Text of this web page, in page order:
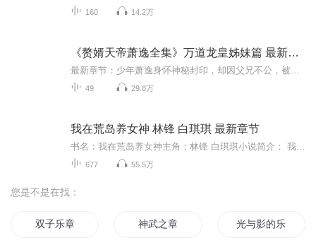
160 14.2万
《赘婿天帝萧逸全集》万道龙皇姊妹篇 最新章节
49 29.8万
我在荒岛养女神 林锋 白琪琪 最新章节
677 55.5万
您是不是在找：
双子乐章 神武之章 光与影的乐章